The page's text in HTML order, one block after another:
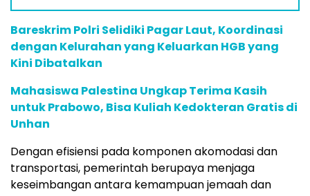
Bareskrim Polri Selidiki Pagar Laut, Koordinasi
dengan Kelurahan yang Keluarkan HGB yang
Kini Dibatalkan
Mahasiswa Palestina Ungkap Terima Kasih
untuk Prabowo, Bisa Kuliah Kedokteran Gratis di
Unhan
Dengan efisiensi pada komponen akomodasi dan
transportasi, pemerintah berupaya menjaga
keseimbangan antara kemampuan jemaah dan